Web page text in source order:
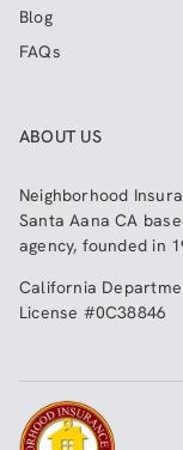
Blog
FAQs
ABOUT US
Neighborhood
Santa Aana CA
agency, founded in
California
License #0C38846